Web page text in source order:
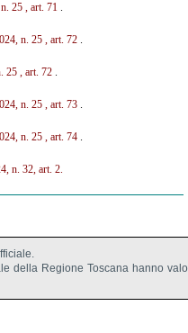
25 , art. 71.
n. 25 , art. 72.
25 , art. 72.
n. 25 , art. 73.
n. 25 , art. 74.
n. 32, art. 2.
della Regione Toscana hanno